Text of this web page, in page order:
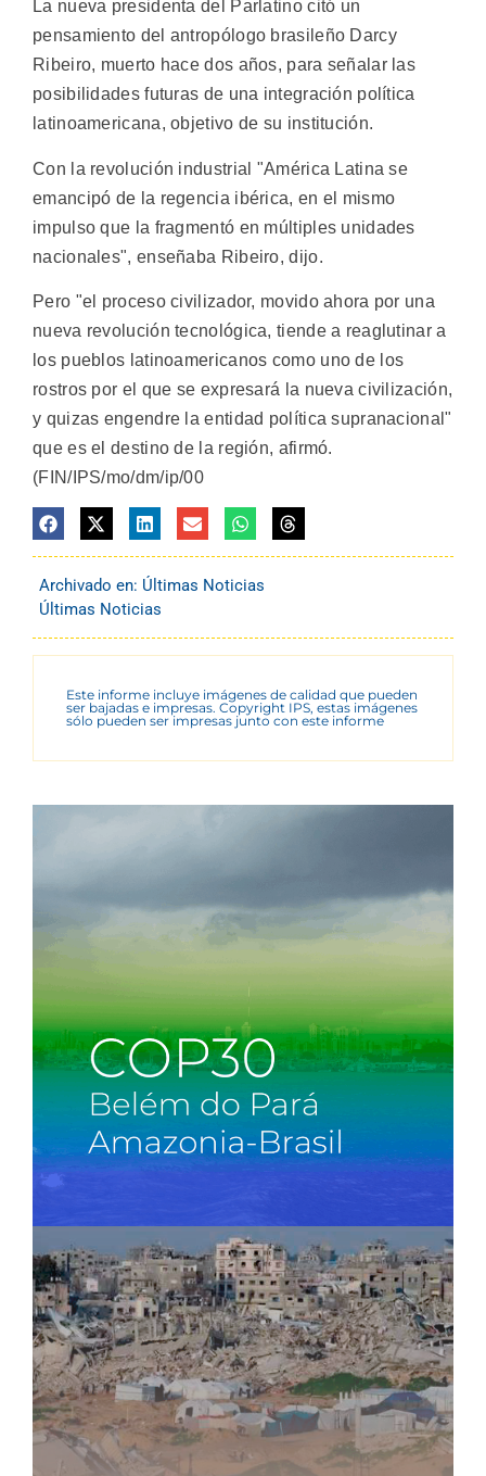
La nueva presidenta del Parlatino citó un
pensamiento del antropólogo brasileño Darcy
Ribeiro, muerto hace dos años, para señalar las
posibilidades futuras de una integración política
latinoamericana, objetivo de su institución.
Con la revolución industrial "América Latina se
emancipó de la regencia ibérica, en el mismo
impulso que la fragmentó en múltiples unidades
nacionales", enseñaba Ribeiro, dijo.
Pero "el proceso civilizador, movido ahora por una
nueva revolución tecnológica, tiende a reaglutinar a
los pueblos latinoamericanos como uno de los
rostros por el que se expresará la nueva civilización,
y quizas engendre la entidad política supranacional"
que es el destino de la región, afirmó.
(FIN/IPS/mo/dm/ip/00
Archivado en: Últimas Noticias
Últimas Noticias
Este informe incluye imágenes de calidad que pueden
ser bajadas e impresas. Copyright IPS, estas imágenes
sólo pueden ser impresas junto con este informe